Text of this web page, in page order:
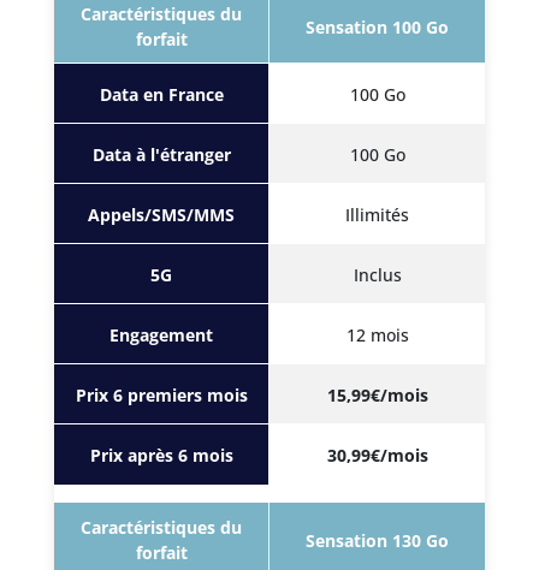
Caractéristiques du
forfait
Data en France
Data à l'étranger
Appels/SMS/MMS
5G
Engagement
Prix 6 premiers mois
Prix après 6 mois
Sensation 100 Go
100 Go
100 Go
Illimités
Inclus
12 mois
15,99€/mois
30,99€/mois
Caractéristiques du
forfait
Sensation 130 Go